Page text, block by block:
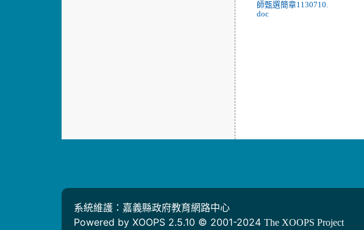
師甄選簡章1130710.
doc
系統維護：嘉義縣政府教育網路中心
Powered by XOOPS 2.5.10 © 2001-2024 The XOOPS Project